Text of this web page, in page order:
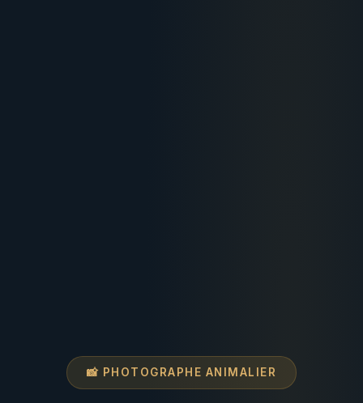
📸 PHOTOGRAPHE ANIMALIER